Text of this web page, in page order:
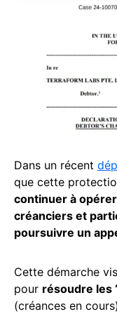
Dans un récent
que cette
continuer à opérer
créanciers et
poursuivre un
Cette démarche
pour résoudre les
(créances en